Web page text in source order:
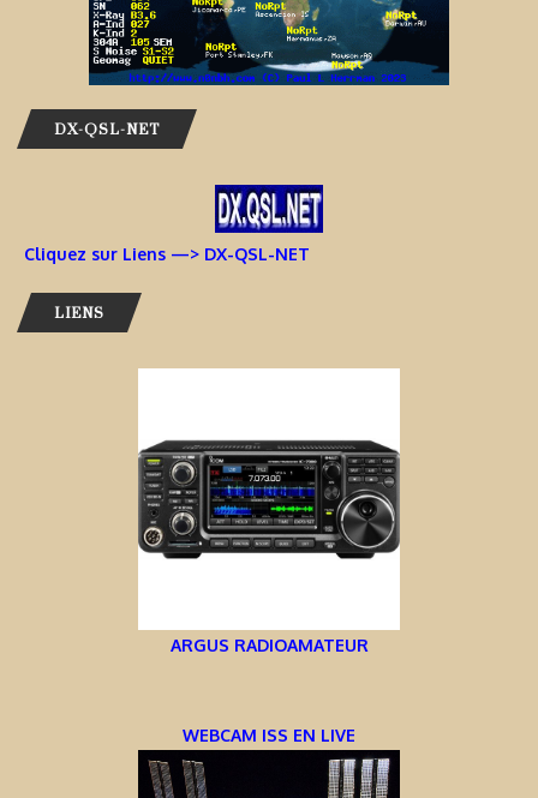
DX-QSL-NET
Cliquez sur Liens —> DX-QSL-NET
LIENS
ARGUS RADIOAMATEUR
WEBCAM ISS EN LIVE